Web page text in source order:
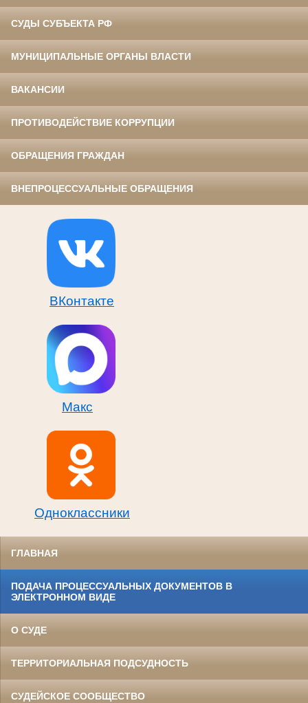
СУДЫ СУБЪЕКТА РФ
МУНИЦИПАЛЬНЫЕ ОРГАНЫ ВЛАСТИ
ВАКАНСИИ
ПРОТИВОДЕЙСТВИЕ КОРРУПЦИИ
ОБРАЩЕНИЯ ГРАЖДАН
ВНЕПРОЦЕССУАЛЬНЫЕ ОБРАЩЕНИЯ
ВКонтакте
Макс
Одноклассники
ГЛАВНАЯ
ПОДАЧА ПРОЦЕССУАЛЬНЫХ ДОКУМЕНТОВ В
ЭЛЕКТРОННОМ ВИДЕ
О СУДЕ
ТЕРРИТОРИАЛЬНАЯ ПОДСУДНОСТЬ
СУДЕЙСКОЕ СООБЩЕСТВО